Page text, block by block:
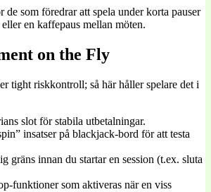
de som föredrar att spela under korta pauser
en kaffepaus mellan möten.
on the Fly
tight riskkontroll; så här håller spelare det i
slot för stabila utbetalningar.
insatser på blackjack-bord för att testa
gräns innan du startar en session (t.ex. sluta
funktioner som aktiveras när en viss